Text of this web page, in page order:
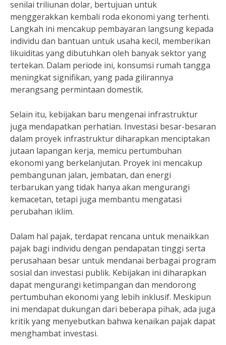
senilai triliunan dolar, bertujuan untuk
menggerakkan kembali roda ekonomi yang terhenti.
Langkah ini mencakup pembayaran langsung kepada
individu dan bantuan untuk usaha kecil, memberikan
likuiditas yang dibutuhkan oleh banyak sektor yang
tertekan. Dalam periode ini, konsumsi rumah tangga
meningkat signifikan, yang pada gilirannya
merangsang permintaan domestik.
Selain itu, kebijakan baru mengenai infrastruktur
juga mendapatkan perhatian. Investasi besar-besaran
dalam proyek infrastruktur diharapkan menciptakan
jutaan lapangan kerja, memicu pertumbuhan
ekonomi yang berkelanjutan. Proyek ini mencakup
pembangunan jalan, jembatan, dan energi
terbarukan yang tidak hanya akan mengurangi
kemacetan, tetapi juga membantu mengatasi
perubahan iklim.
Dalam hal pajak, terdapat rencana untuk menaikkan
pajak bagi individu dengan pendapatan tinggi serta
perusahaan besar untuk mendanai berbagai program
sosial dan investasi publik. Kebijakan ini diharapkan
dapat mengurangi ketimpangan dan mendorong
pertumbuhan ekonomi yang lebih inklusif. Meskipun
ini mendapat dukungan dari beberapa pihak, ada juga
kritik yang menyebutkan bahwa kenaikan pajak dapat
menghambat investasi.